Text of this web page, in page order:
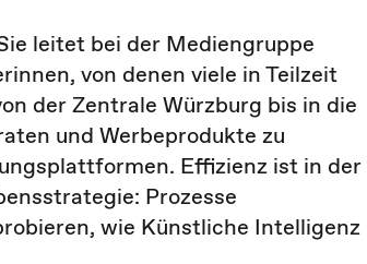
leitet bei der Mediengruppe
von denen viele in Teilzeit
der Zentrale Würzburg bis in die
und Werbeprodukte zu
Effizienz ist in der
Prozesse
wie Künstliche Intelligenz